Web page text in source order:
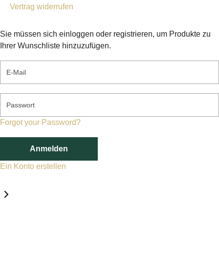
Vertrag widerrufen
Sie müssen sich einloggen oder registrieren, um Produkte zu
Ihrer Wunschliste hinzuzufügen.
E-Mail
Passwort
Forgot your Password?
Anmelden
Ein Konto erstellen